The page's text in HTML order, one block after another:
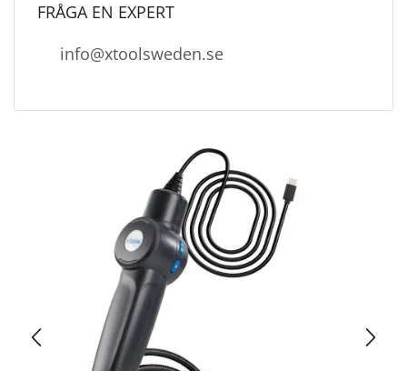
FRÅGA EN EXPERT
info@xtoolsweden.se